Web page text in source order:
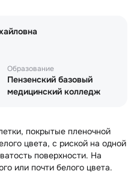
Образование
Пензенский базовый
медицинский колледж
покрытые пленочной
цвета, с риской на одной
поверхности. На
или почти белого цвета.